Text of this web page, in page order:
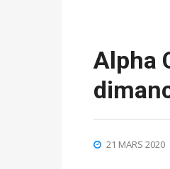
Alpha
21 MARS 2020